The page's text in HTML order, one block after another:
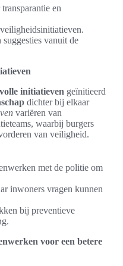
en
vanuit de
initiatieven geïnitieerd
dichter bij elkaar
variëren van
waarbij burgers
van veiligheid.
met de politie om
inwoners vragen kunnen
bij preventieve
voor een betere